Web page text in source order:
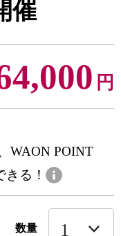
催
円
WAON POINT
る！
数量